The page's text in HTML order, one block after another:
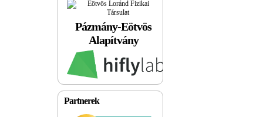
Pázmány-Eötvös
Alapítvány
Partnerek